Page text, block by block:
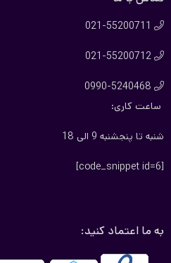

021-55200711

021-55200712

0990-5240468
ساعت کاری:
شنبه تا پنجشنبه 9 الی 18
[code_snippet id=6]
به ما اعتماد کنید: